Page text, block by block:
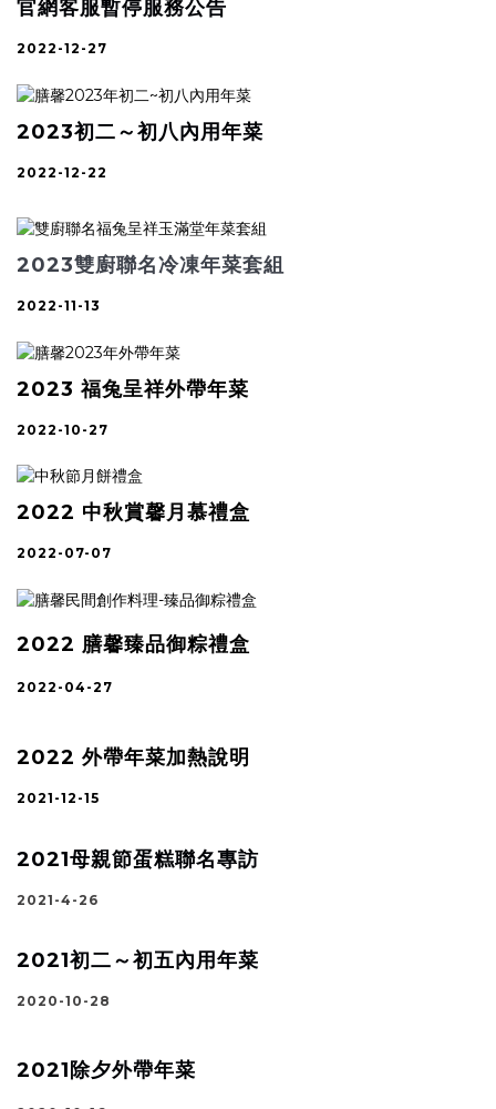
官網客服暫停服務公告
2022-12-27
2023初二～初八內用年菜
2022-12-22
2023雙廚聯名冷凍年菜套組
2022-11-13
2023 福兔呈祥外帶年菜
2022-10-27
2022 中秋賞馨月慕禮盒
2022-07-07
2022 膳馨臻品御粽禮盒
2022-04-27
2022 外帶年菜加熱說明
2021-12-15
2021母親節蛋糕聯名專訪
2021-4-26
2021初二～初五內用年菜
2020-10-28
2021除夕外帶年菜